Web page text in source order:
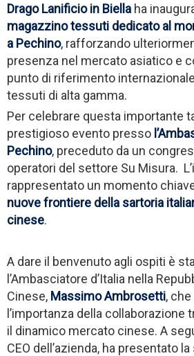
Drago Lanificio in Biella ha
magazzino tessuti dedicato al
a Pechino, rafforzando
presenza nel mercato asiatico e
punto di riferimento
tessuti di alta gamma.
Per celebrare questa importante
prestigioso evento presso
Pechino, preceduto da un
operatori del settore Su Misura.
rappresentato un momento
nuove frontiere della sartoria
cinese.
A dare il benvenuto agli ospiti è
l’Ambasciatore d’Italia nella
Cinese, Massimo Ambrosetti,
l’importanza della collaborazione
il dinamico mercato cinese. A
CEO dell’azienda, ha presentato